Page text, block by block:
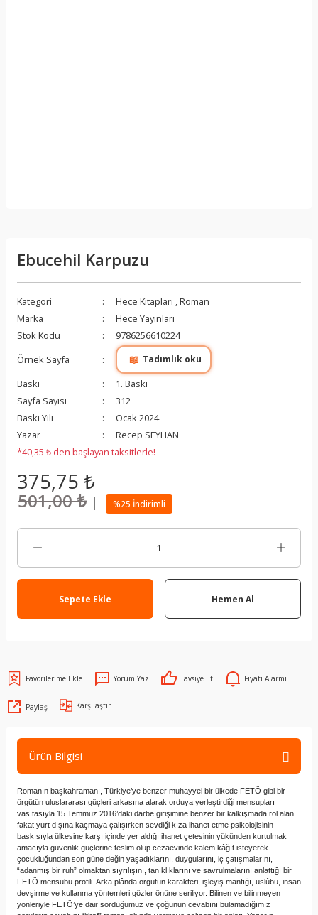
Ebucehil Karpuzu
Kategori Hece Kitapları ,Roman
Marka
Hece Yayınları
Stok Kodu
9786256610224
Örnek Sayfa
📖 Tadımlık oku
Baskı
1. Baskı
Sayfa Sayısı
312
Baskı Yılı
Ocak 2024
Yazar
Recep SEYHAN
*40,35 ₺ den başlayan taksitlerle!
375,75 ₺
501,00 ₺ | %25 İndirimli
Sepete Ekle Hemen Al
Yorum Yaz Tavsiye Et Fiyatı Alarmı
Paylaş Karşılaştır
Ürün Bilgisi
Romanın başkahramanı, Türkiye’ye benzer muhayyel bir ülkede FETÖ gibi bir
örgütün uluslararası güçleri arkasına alarak orduya yerleştirdiği mensupları
vasıtasıyla 15 Temmuz 2016’daki darbe girişimine benzer bir kalkışmada rol alan
fakat yurt dışına kaçmaya çalışırken sevdiği kıza ihanet etme psikolojisinin
baskısıyla ülkesine karşı içinde yer aldığı ihanet çetesinin yükünden kurtulmak
amacıyla güvenlik güçlerine teslim olup cezaevinde kalem kâğıt isteyerek
çocukluğundan son güne değin yaşadıklarını, duygularını, iç çatışmalarını,
“adanmış bir ruh” olmaktan sıyrılışını, tanıklıklarını ve savrulmalarını anlattığı bir
FETÖ mensubu profili. Arka plânda örgütün karakteri, işleyiş mantığı, üslûbu, insan
devşirme ve kullanma yöntemleri gözler önüne seriliyor. Bilinen ve bilinmeyen
yönleriyle FETÖ’ye dair sorduğumuz ve çoğunun cevabını bulamadığımız